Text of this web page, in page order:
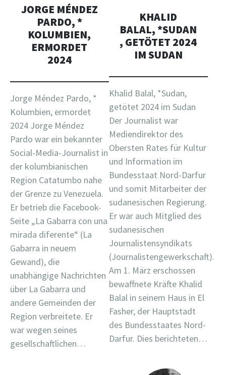
JORGE MÉNDEZ
PARDO, *
KOLUMBIEN,
ERMORDET
2024
Jorge Méndez Pardo, *
Kolumbien, ermordet
2024 Jorge Méndez
Pardo war ein bekannter
Social-Media-Journalist in
der kolumbianischen
Region Catatumbo nahe
der Grenze zu Venezuela.
Er betrieb die Facebook-
Seite „La Gabarra con una
mirada diferente“ (La
Gabarra in neuem
Gewand), die
unabhängige Nachrichten
über La Gabarra und
andere Gemeinden der
Region verbreitete. Er
war wegen seines
gesellschaftlichen…
KHALID
BALAL, *SUDAN
, GETÖTET 2024
IM SUDAN
Khalid Balal, *Sudan,
getötet 2024 im Sudan
Der Journalist war
Mediendirektor des
Obersten Rates für Kultur
und Information im
Bundesstaat Nord-Darfur
und somit Mitarbeiter der
sudanesischen Regierung.
Er war auch Mitglied des
sudanesischen
Journalistensyndikats
(Journalistengewerkschaft).
Am 1. März erschossen
bewaffnete Kräfte Khalid
Balal in seinem Haus in El
Fasher, der Hauptstadt
des Bundesstaates Nord-
Darfur. Dies berichteten…